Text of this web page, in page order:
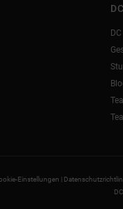
Einstellungen |